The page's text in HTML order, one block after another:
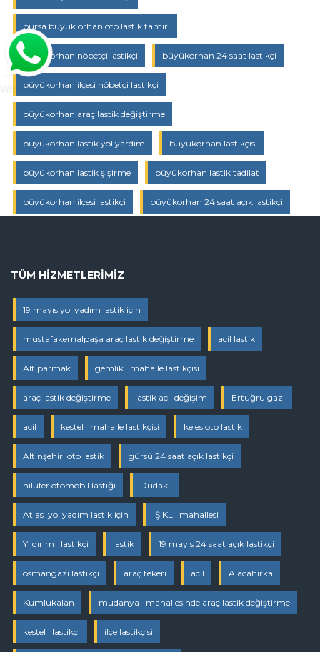
Whatsapp Mesaj
bursa büyük orhan oto lastik tamiri
büyükorhan nöbetçi lastikçi büyükorhan 24 saat lastikçi
büyükorhan ilçesi nöbetçi lastikçi
büyükorhan araç lastik değiştirme
büyükorhan lastik yol yardım büyükorhan lastikçisi
büyükorhan lastik şişirme büyükorhan lastik tadilat
büyükorhan ilçesi lastikçi büyükorhan 24 saat açık lastikçi
TÜM HIZMETLERIMIZ
19 mayıs yol yadım lastik için
mustafakemalpaşa araç lastik değiştirme acil lastik
Altıparmak gemlik mahalle lastikçisi
araç lastik değiştirme lastik acil değişim Ertuğrulgazi
acil kestel mahalle lastikçisi keles oto lastik
Altınşehir oto lastik gürsü 24 saat açık lastikçi
nilüfer otomobil lastiği Dudaklı
Atlas yol yadım lastik için IŞIKLI mahallesi
Yıldırım lastikçi lastik 19 mayıs 24 saat açık lastikçi
osmangazi lastikçi araç tekeri acil Alacahırka
Kumlukalan mudanya mahallesinde araç lastik değiştirme
kestel lastikçi ilçe lastikçisi